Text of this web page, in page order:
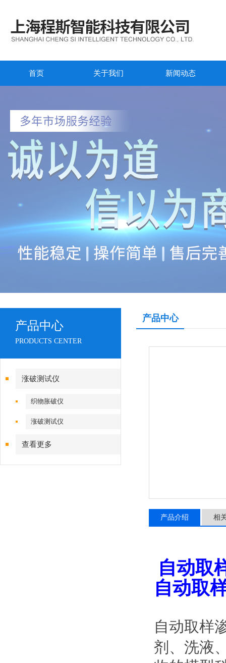
首页 关于我们 新闻动态
产品中心
PRODUCTS CENTER
涨破测试仪
织物胀破仪
涨破测试仪
查看更多
产品中心
产品介绍 相
自动取
自动取
自动取样
剂、洗液